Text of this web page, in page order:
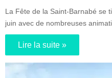
La Fête de la Saint-Barnabé se
juin avec de nombreuses
Lire la suite »